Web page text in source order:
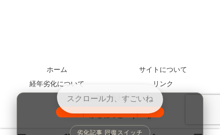
ホーム
サイトについて
経年劣化について
リンク
お問い合わせ
© 2005 かじねっと kajinet.jp.
劣化記事 回復スイッチ